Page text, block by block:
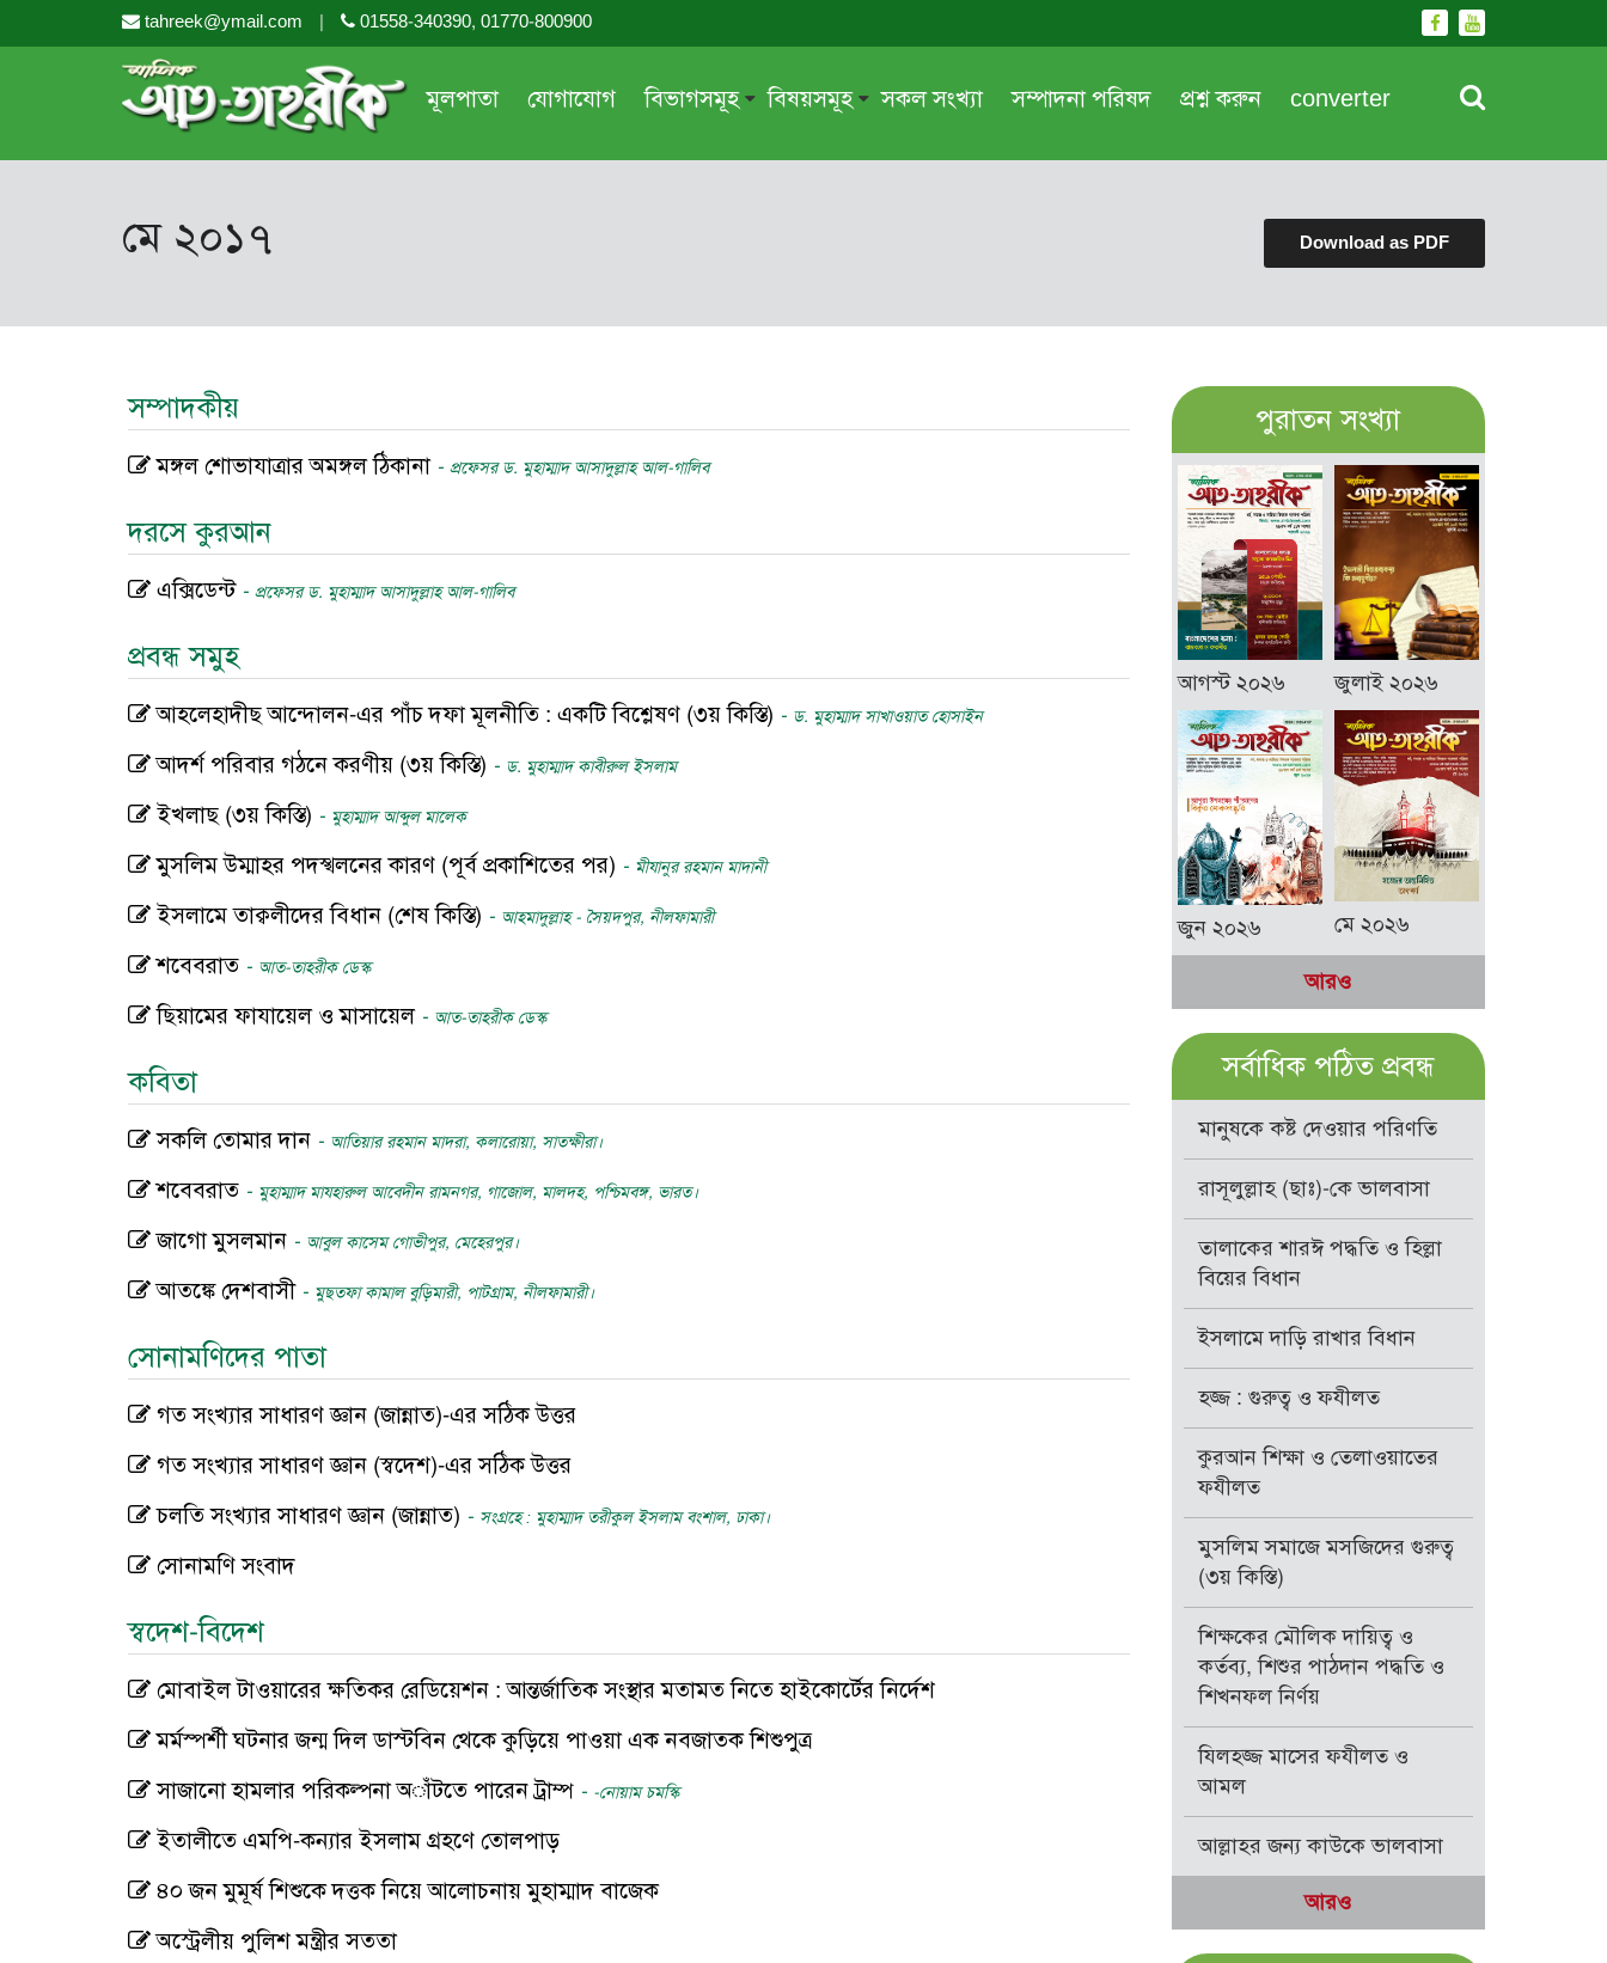
tahreek@ymail.com | 01558-340390, 01770-800900
মূলপাতা যোগাযোগ বিভাগসমূহ
প্রবন্ধ সমুহ
মহিলা অঙ্গন
বিষয়সমূহ
আত্মশুদ্ধি
সকল সংখ্যা সম্পাদনা পরিষদ প্রশ্ন করুন converter
মে ২০১৭ Download as PDF
সম্পাদকীয়
মঙ্গল শোভাযাত্রার অমঙ্গল ঠিকানা - প্রফেসর ড. মুহাম্মাদ আসাদুল্লাহ আল-গালিব
দরসে কুরআন
এক্সিডেন্ট - প্রফেসর ড. মুহাম্মাদ আসাদুল্লাহ আল-গালিব
প্রবন্ধ সমুহ
আহলেহাদীছ আন্দোলন-এর পাঁচ দফা মূলনীতি : একটি বিশ্লেষণ (৩য় কিস্তি) - ড. মুহাম্মাদ সাখাওয়াত হোসাইন
আদর্শ পরিবার গঠনে করণীয় (৩য় কিস্তি) - ড. মুহাম্মাদ কাবীরুল ইসলাম
ইখলাছ (৩য় কিস্তি) - মুহাম্মাদ আব্দুল মালেক
মুসলিম উম্মাহর পদস্খলনের কারণ (পূর্ব প্রকাশিতের পর) - মীযানুর রহমান মাদানী
ইসলামে তাক্বলীদের বিধান (শেষ কিস্তি) - আহমাদুল্লাহ - সৈয়দপুর, নীলফামারী
শবেবরাত - আত-তাহরীক ডেস্ক
ছিয়ামের ফাযায়েল ও মাসায়েল - আত-তাহরীক ডেস্ক
কবিতা
সকলি তোমার দান - আতিয়ার রহমান মাদরা, কলারোয়া, সাতক্ষীরা।
শবেবরাত - মুহাম্মাদ মাযহারুল আবেদীন রামনগর, গাজোল, মালদহ, পশ্চিমবঙ্গ, ভারত।
জাগো মুসলমান - আবুল কাসেম গোভীপুর, মেহেরপুর।
আতঙ্কে দেশবাসী - মুছতফা কামাল বুড়িমারী, পাটগ্রাম, নীলফামারী।
সোনামণিদের পাতা
গত সংখ্যার সাধারণ জ্ঞান (জান্নাত)-এর সঠিক উত্তর
গত সংখ্যার সাধারণ জ্ঞান (স্বদেশ)-এর সঠিক উত্তর
চলতি সংখ্যার সাধারণ জ্ঞান (জান্নাত) - সংগ্রহে : মুহাম্মাদ তরীকুল ইসলাম বংশাল, ঢাকা।
সোনামণি সংবাদ
স্বদেশ-বিদেশ
মোবাইল টাওয়ারের ক্ষতিকর রেডিয়েশন : আন্তর্জাতিক সংস্থার মতামত নিতে হাইকোর্টের নির্দেশ
মর্মস্পর্শী ঘটনার জন্ম দিল ডাস্টবিন থেকে কুড়িয়ে পাওয়া এক নবজাতক শিশুপুত্র
সাজানো হামলার পরিকল্পনা অাঁটতে পারেন ট্রাম্প - -নোয়াম চমস্কি
ইতালীতে এমপি-কন্যার ইসলাম গ্রহণে তোলপাড়
৪০ জন মুমূর্ষ শিশুকে দত্তক নিয়ে আলোচনায় মুহাম্মাদ বাজেক
অস্ট্রেলীয় পুলিশ মন্ত্রীর সততা
পুরাতন সংখ্যা
আগস্ট ২০২৬ জুলাই ২০২৬
জুন ২০২৬ মে ২০২৬
আরও
সর্বাধিক পঠিত প্রবন্ধ
মানুষকে কষ্ট দেওয়ার পরিণতি
রাসূলুল্লাহ (ছাঃ)-কে ভালবাসা
তালাকের শারঈ পদ্ধতি ও হিল্লা
বিয়ের বিধান
ইসলামে দাড়ি রাখার বিধান
হজ্জ : গুরুত্ব ও ফযীলত
কুরআন শিক্ষা ও তেলাওয়াতের
ফযীলত
মুসলিম সমাজে মসজিদের গুরুত্ব
(৩য় কিস্তি)
শিক্ষকের মৌলিক দায়িত্ব ও
কর্তব্য, শিশুর পাঠদান পদ্ধতি ও
শিখনফল নির্ণয়
যিলহজ্জ মাসের ফযীলত ও
আমল
আল্লাহর জন্য কাউকে ভালবাসা
আরও